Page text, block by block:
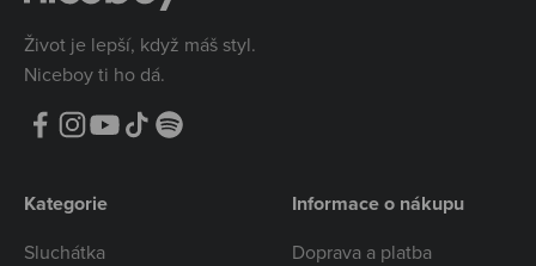
Život je lepší, když máš styl.
Niceboy ti ho dá.
Kategorie
Sluchátka
Informace o nákupu
Doprava a platba